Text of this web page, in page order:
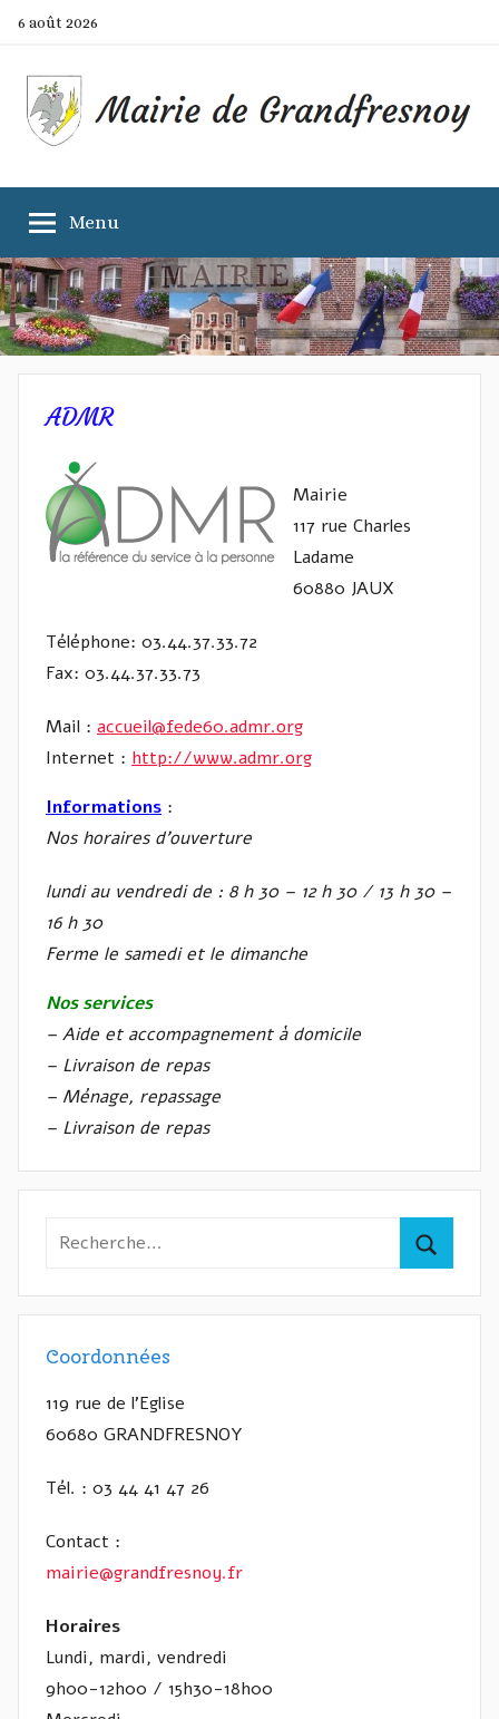
Aller
contenu
6 août 2026
Mairie
de
Grandfresnoy
de
la
commune
Menu
ADMR
Mairie
117 rue Charles
Ladame
60880 JAUX
Téléphone: 03.44.37.33.72
Fax: 03.44.37.33.73
Mail : accueil@fede60.admr.org
Internet : http://www.admr.org
Informations :
Nos horaires d’ouverture
lundi au vendredi de : 8 h 30 – 12 h 30 / 13 h 30 –
16 h 30
Ferme le samedi et le dimanche
Nos services
– Aide et accompagnement à domicile
– Livraison de repas
– Ménage, repassage
– Livraison de repas
Recherche
:
Coordonnées
119 rue de l’Eglise
60680 GRANDFRESNOY
Tél. : 03 44 41 47 26
Contact :
mairie@grandfresnoy.fr
Horaires
Lundi, mardi, vendredi
9h00-12h00 / 15h30-18h00